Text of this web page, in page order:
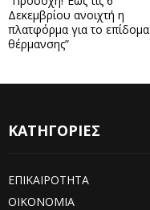
Δεκεμβρίου ανοιχτή η
πλατφόρμα για το επίδομα
θέρμανσης”
ΚΑΤΗΓΟΡΙΕΣ
ΕΠΙΚΑΙΡΟΤΗΤΑ
ΟΙΚΟΝΟΜΙΑ